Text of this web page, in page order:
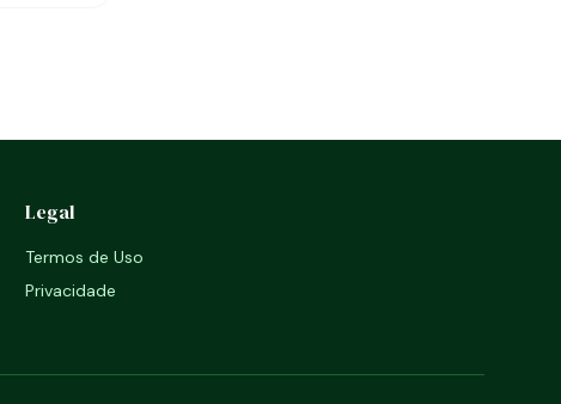
Legal
Termos de Uso
Privacidade